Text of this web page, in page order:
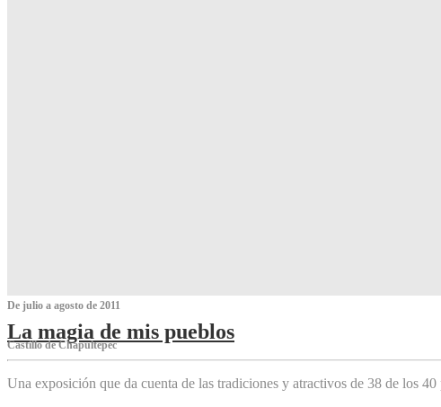
De julio a agosto de 2011
La magia de mis pueblos
Castillo de Chapultepec
Una exposición que da cuenta de las tradiciones y atractivos de 38 de los